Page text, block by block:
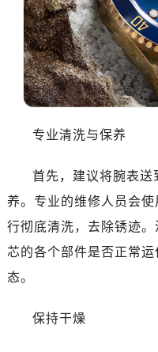
专业清洗与保养
首先，建议将腕表送
养。专业的维修人员会
行彻底清洗，去除锈迹
芯的各个部件是否正常
态。
保持干燥